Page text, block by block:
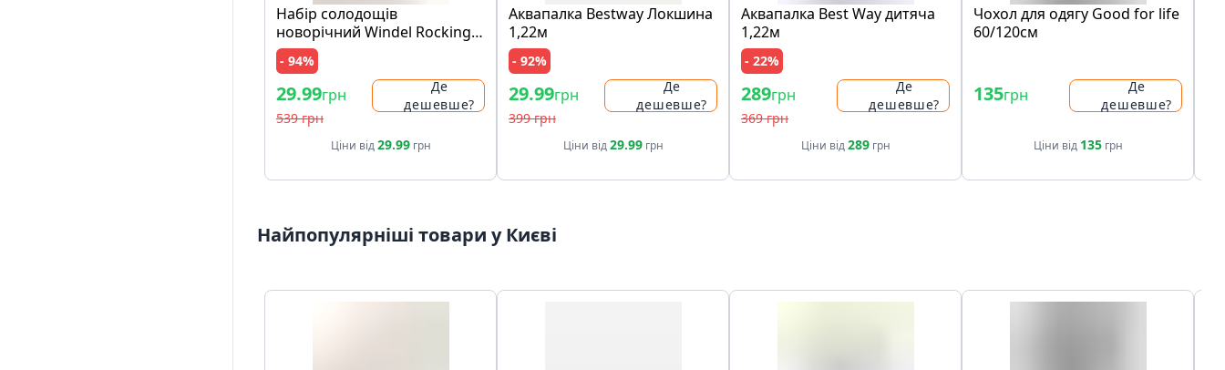
Набір солодощів
новорічний Windel Rocking
Horse 129г
- 94%
29.99грн
539 грн
Де
дешевше?
Ціни від29.99грн
Аквапалка Bestway Локшина
1,22м
- 92%
29.99грн
399 грн
Де
дешевше?
Ціни від29.99грн
Аквапалка Best Way дитяча
1,22м
- 22%
289грн
369 грн
Де
дешевше?
Ціни від289грн
Чохол для одягу Good for life
60/120см
135грн
Де
дешевше?
Ціни від 135грн
Найпопулярніші товари у Києві